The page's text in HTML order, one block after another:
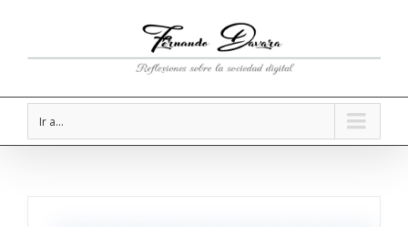
Ir a...